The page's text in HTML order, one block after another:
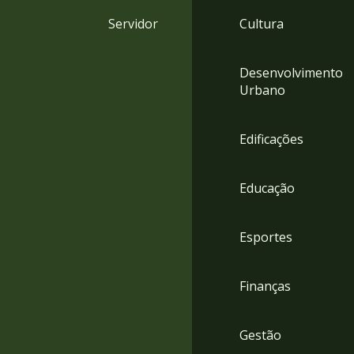
Servidor Cultura
Desenvolvimento
Urbano
Edificações
Educação
Esportes
Finanças
Gestão